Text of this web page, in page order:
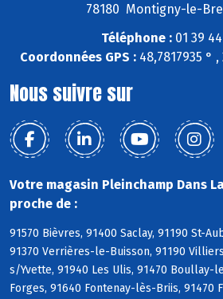
78180 Montigny-le-
Téléphone : 01 39
Coordonnées GPS :48,7817935 ° ,
Nous suivre sur
Votre magasin Pleinchamp Dans
proche de :
91570 Bièvres, 91400 Saclay, 91190 St-
91370 Verrières-le-Buisson, 91190
s/Yvette, 91940 Les Ulis, 91470 Boullay-
Forges, 91640 Fontenay-lès-Briis, 91470